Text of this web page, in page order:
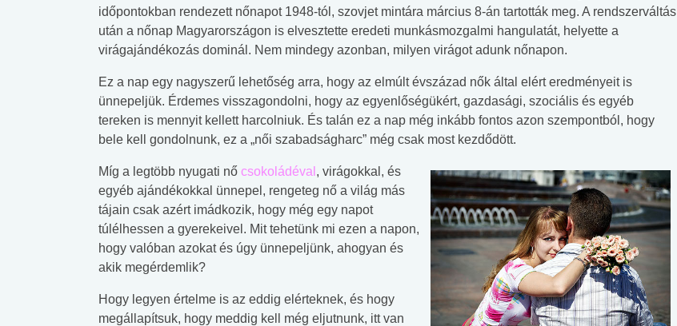
időpontokban rendezett nőnapot 1948-tól, szovjet mintára március 8-án tartották meg. A rendszerváltás
után a nőnap Magyarországon is elvesztette eredeti munkásmozgalmi hangulatát, helyette a
virágajándékozás dominál. Nem mindegy azonban, milyen virágot adunk nőnapon.
Ez a nap egy nagyszerű lehetőség arra, hogy az elmúlt évszázad nők által elért eredményeit is
ünnepeljük. Érdemes visszagondolni, hogy az egyenlőségükért, gazdasági, szociális és egyéb
tereken is mennyit kellett harcolniuk. És talán ez a nap még inkább fontos azon szempontból, hogy
bele kell gondolnunk, ez a „női szabadságharc” még csak most kezdődött.
Míg a legtöbb nyugati nő csokoládéval , virágokkal, és
egyéb ajándékokkal ünnepel, rengeteg nő a világ más
tájain csak azért imádkozik, hogy még egy napot
túlélhessen a gyerekeivel. Mit tehetünk mi ezen a napon,
hogy valóban azokat és úgy ünnepeljünk, ahogyan és
akik megérdemlik?
Hogy legyen értelme is az eddig elérteknek, és hogy
megállapítsuk, hogy meddig kell még eljutnunk, itt van